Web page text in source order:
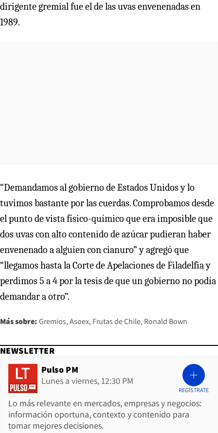
dirigente gremial fue el de las uvas envenenadas en
1989.
“Demandamos al gobierno de Estados Unidos y lo
tuvimos bastante por las cuerdas. Comprobamos desde
el punto de vista físico-químico que era imposible que
dos uvas con alto contenido de azúcar pudieran haber
envenenado a alguien con cianuro” y agregó que
“llegamos hasta la Corte de Apelaciones de Filadelfia y
perdimos 5 a 4 por la tesis de que un gobierno no podía
demandar a otro”.
Más sobre: Gremios Asoex Frutas de Chile Ronald Bown
NEWSLETTER
Pulso PM
Lunes a viernes, 12:30 PM
Lo más relevante en mercados, empresas y negocios:
información oportuna, contexto y contenido para
tomar mejores decisiones.
REGÍSTRATE